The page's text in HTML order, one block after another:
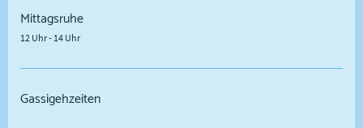
Mittagsruhe
12 Uhr - 14 Uhr
Gassigehzeiten